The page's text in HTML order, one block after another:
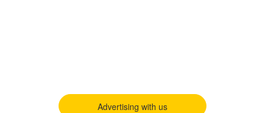
Advertising with us